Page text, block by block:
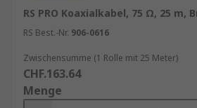
RS PRO Koaxialkabel, 75 Ω, 25 m,
RS Best.-Nr. 906-0616
Zwischensumme (1 Rolle mit 25 Meter)
CHF.163.64
Menge